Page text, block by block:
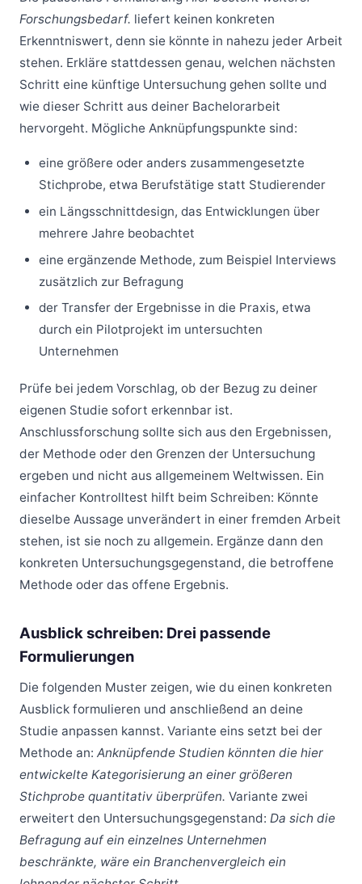
Forschungsbedarf. liefert keinen konkreten
Erkenntniswert, denn sie könnte in nahezu jeder Arbeit
stehen. Erkläre stattdessen genau, welchen nächsten
Schritt eine künftige Untersuchung gehen sollte und
wie dieser Schritt aus deiner Bachelorarbeit
hervorgeht. Mögliche Anknüpfungspunkte sind:
eine größere oder anders zusammengesetzte
Stichprobe, etwa Berufstätige statt Studierender
ein Längsschnittdesign, das Entwicklungen über
mehrere Jahre beobachtet
eine ergänzende Methode, zum Beispiel Interviews
zusätzlich zur Befragung
der Transfer der Ergebnisse in die Praxis, etwa
durch ein Pilotprojekt im untersuchten
Unternehmen
Prüfe bei jedem Vorschlag, ob der Bezug zu deiner
eigenen Studie sofort erkennbar ist.
Anschlussforschung sollte sich aus den Ergebnissen,
der Methode oder den Grenzen der Untersuchung
ergeben und nicht aus allgemeinem Weltwissen. Ein
einfacher Kontrolltest hilft beim Schreiben: Könnte
dieselbe Aussage unverändert in einer fremden Arbeit
stehen, ist sie noch zu allgemein. Ergänze dann den
konkreten Untersuchungsgegenstand, die betroffene
Methode oder das offene Ergebnis.
Ausblick schreiben: Drei passende
Formulierungen
Die folgenden Muster zeigen, wie du einen konkreten
Ausblick formulieren und anschließend an deine
Studie anpassen kannst. Variante eins setzt bei der
Methode an: Anknüpfende Studien könnten die hier
entwickelte Kategorisierung an einer größeren
Stichprobe quantitativ überprüfen. Variante zwei
erweitert den Untersuchungsgegenstand: Da sich die
Befragung auf ein einzelnes Unternehmen
beschränkte, wäre ein Branchenvergleich ein